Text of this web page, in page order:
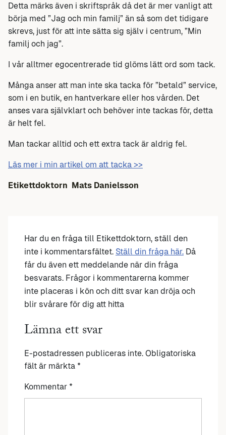
Detta märks även i skriftspråk då det är mer vanligt att
börja med ”Jag och min familj” än så som det tidigare
skrevs, just för att inte sätta sig själv i centrum, ”Min
familj och jag”.
I vår alltmer egocentrerade tid glöms lätt ord som tack.
Många anser att man inte ska tacka för ”betald” service,
som i en butik, en hantverkare eller hos vården. Det
anses vara självklart och behöver inte tackas för, detta
är helt fel.
Man tackar alltid och ett extra tack är aldrig fel.
Läs mer i min artikel om att tacka >>
Etikettdoktorn Mats Danielsson
Har du en fråga till Etikettdoktorn, ställ den
inte i kommentarsfältet. Ställ din fråga här. Då
får du även ett meddelande när din fråga
besvarats. Frågor i kommentarerna kommer
inte placeras i kön och ditt svar kan dröja och
blir svårare för dig att hitta
Lämna ett svar
E-postadressen publiceras inte. Obligatoriska
fält är märkta *
Kommentar *